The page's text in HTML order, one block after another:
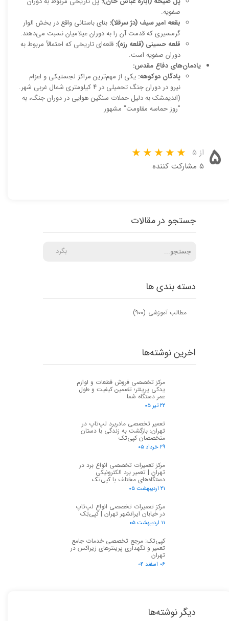
صفویه.
بقعه امیر سیف (دژ سرقلا): بنای باستانی واقع در بخش الوار
گرمسیری که قدمت آن را به دوران عیلامیان نسبت می‌دهند.
قلعه حسینی (قلعه رزه): قلعه‌ای تاریخی که احتمالاً مربوط به
دوران صفویه است.
یادمان‌های دفاع مقدس:
پادگان دوکوهه: یکی از مهم‌ترین مراکز لجستیکی و اعزام
نیرو در دوران جنگ تحمیلی در ۴ کیلومتری شمال غربی شهر.
(اندیمشک به دلیل حملات سنگین هوایی در دوران جنگ، به
"روز حماسه مقاومت" مشهور
۵ از ۵
۵ مشارکت کننده
دسته بندی ها
مطالب آموزشی (۹۰۰)
جستجو در مقالات
بگرد
اخرین نوشته‌ها
مرکز تخصصی فروش قطعات و لوازم
یدکی پرینتر؛ تضمین کیفیت و طول
عمر دستگاه شما
۲۲ تیر ۰۵
تعمیر تخصصی مادربرد لپ‌تاپ در
تهران؛ بازگشت به زندگی با دستان
متخصصان کپی‌تک
۲۹ خرداد ۰۵
مرکز تعمیرات تخصصی انواع برد در
تهران | تعمیر برد الکترونیکی
دستگاه‌های مختلف با کپی‌تک
۲۱ اردیبهشت ۰۵
مرکز تعمیرات تخصصی انواع لپ‌تاپ
در خیابان ایرانشهر تهران | کپی‌تِک
۱۱ اردیبهشت ۰۵
کپی‌تک: مرجع تخصصی خدمات جامع
تعمیر و نگهداری پرینترهای زیراکس در
تهران
۰۶ اسفند ۰۴
دیگر نوشته‌ها